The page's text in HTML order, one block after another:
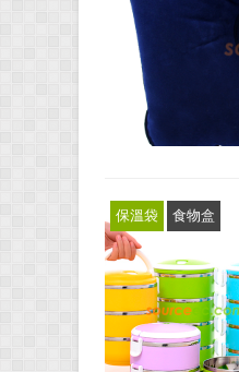
保溫袋 食物盒